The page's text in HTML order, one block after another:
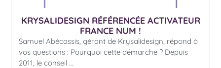
KRYSALIDESIGN RÉFÉRENCÉE ACTIVATEUR
FRANCE NUM !
Samuel Abécassis, gérant de Krysalidesign, répond à
vos questions : Pourquoi cette démarche ? Depuis
2011, le conseil …